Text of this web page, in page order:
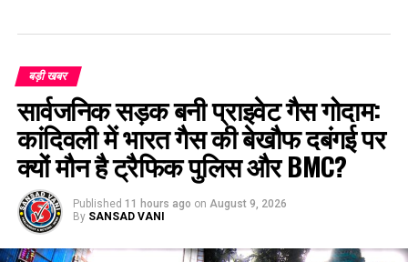
बड़ी खबर
सार्वजनिक सड़क बनी प्राइवेट गैस गोदाम:
कांदिवली में भारत गैस की बेखौफ दबंगई पर
क्यों मौन है ट्रैफिक पुलिस और BMC?
Published 11 hours ago on August 9, 2026
By SANSAD VANI